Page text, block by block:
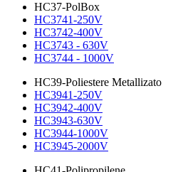
HC37-PolBox
HC3741-250V
HC3742-400V
HC3743 - 630V
HC3744 - 1000V
HC39-Poliestere Metallizato
HC3941-250V
HC3942-400V
HC3943-630V
HC3944-1000V
HC3945-2000V